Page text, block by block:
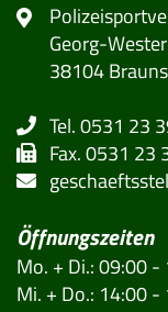
Georg-
38104
Tel. 0531 23
Fax. 0531 23
Öffnungszeiten
Mo. + Di.: 09:00
Mi. + Do.: 14:00